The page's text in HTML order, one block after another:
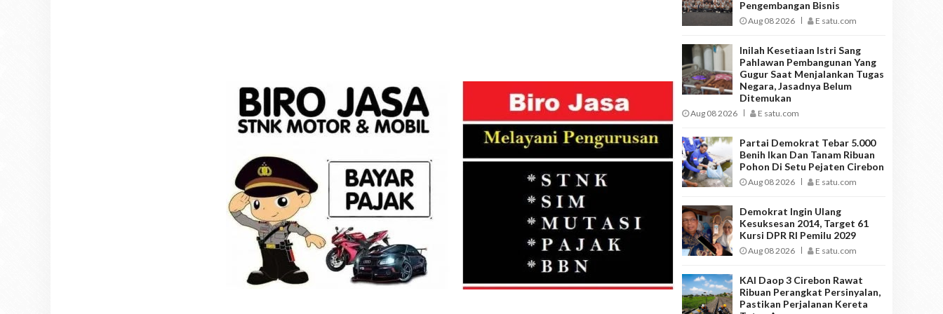
Pengembangan Bisnis
Aug 08 2026 E satu.com
Inilah Kesetiaan Istri Sang
Pahlawan Pembangunan Yang
Gugur Saat Menjalankan Tugas
Negara, Jasadnya Belum
Ditemukan
Aug 08 2026 E satu.com
Partai Demokrat Tebar 5.000
Benih Ikan Dan Tanam Ribuan
Pohon Di Setu Pejaten Cirebon
Aug 08 2026 E satu.com
Demokrat Ingin Ulang
Kesuksesan 2014, Target 61
Kursi DPR RI Pemilu 2029
Aug 08 2026 E satu.com
KAI Daop 3 Cirebon Rawat
Ribuan Perangkat Persinyalan,
Pastikan Perjalanan Kereta